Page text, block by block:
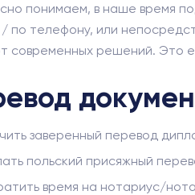
понимаем, в наше время
по телефону, или
современных решений. Это
заверенный перевод
польский присяжный
время на нотариус/